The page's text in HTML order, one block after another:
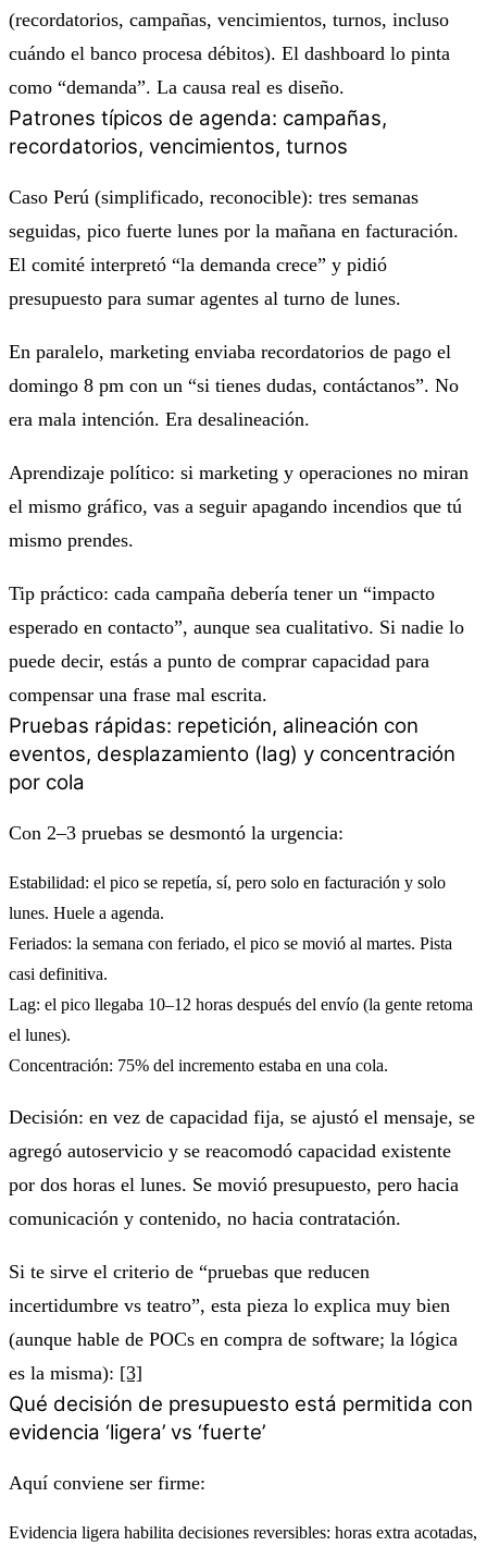
(recordatorios, campañas, vencimientos, turnos, incluso
cuándo el banco procesa débitos). El dashboard lo pinta
como “demanda”. La causa real es diseño.
Patrones típicos de agenda: campañas,
recordatorios, vencimientos, turnos
Caso Perú (simplificado, reconocible): tres semanas
seguidas, pico fuerte lunes por la mañana en facturación.
El comité interpretó “la demanda crece” y pidió
presupuesto para sumar agentes al turno de lunes.
En paralelo, marketing enviaba recordatorios de pago el
domingo 8 pm con un “si tienes dudas, contáctanos”. No
era mala intención. Era desalineación.
Aprendizaje político: si marketing y operaciones no miran
el mismo gráfico, vas a seguir apagando incendios que tú
mismo prendes.
Tip práctico: cada campaña debería tener un “impacto
esperado en contacto”, aunque sea cualitativo. Si nadie lo
puede decir, estás a punto de comprar capacidad para
compensar una frase mal escrita.
Pruebas rápidas: repetición, alineación con
eventos, desplazamiento (lag) y concentración
por cola
Con 2–3 pruebas se desmontó la urgencia:
Estabilidad: el pico se repetía, sí, pero solo en facturación y solo
lunes. Huele a agenda.
Feriados: la semana con feriado, el pico se movió al martes. Pista
casi definitiva.
Lag: el pico llegaba 10–12 horas después del envío (la gente retoma
el lunes).
Concentración: 75% del incremento estaba en una cola.
Decisión: en vez de capacidad fija, se ajustó el mensaje, se
agregó autoservicio y se reacomodó capacidad existente
por dos horas el lunes. Se movió presupuesto, pero hacia
comunicación y contenido, no hacia contratación.
Si te sirve el criterio de “pruebas que reducen
incertidumbre vs teatro”, esta pieza lo explica muy bien
(aunque hable de POCs en compra de software; la lógica
es la misma): [3]
Qué decisión de presupuesto está permitida con
evidencia ‘ligera’ vs ‘fuerte’
Aquí conviene ser firme:
Evidencia ligera habilita decisiones reversibles: horas extra acotadas,